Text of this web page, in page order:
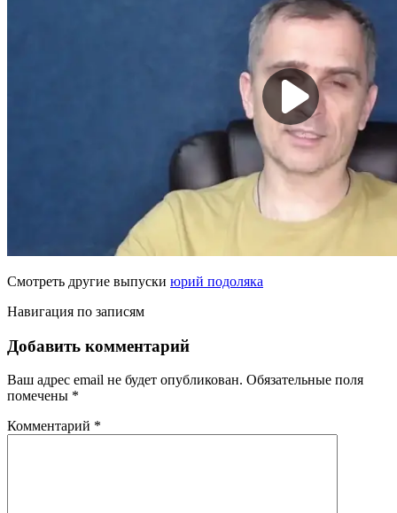
Смотреть другие выпуски юрий подоляка
Навигация по записям
Добавить комментарий
Ваш адрес email не будет опубликован. Обязательные поля
помечены *
Комментарий *